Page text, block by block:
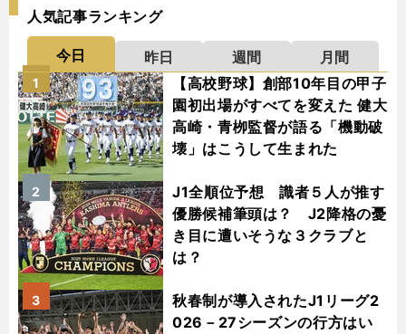
人気記事ランキング
今日 昨日 週間
月間
【高校野球】創部10年目の甲子
園初出場がすべてを変えた 健大
高崎・青栁監督が語る「機動破
壊」はこうして生まれた
1
J1全順位予想 識者５人が推す
優勝候補筆頭は？ J2降格の憂
き目に遭いそうな３クラブと
は？
2
秋春制が導入されたJ1リーグ2
026－27シーズンの行方はい
3